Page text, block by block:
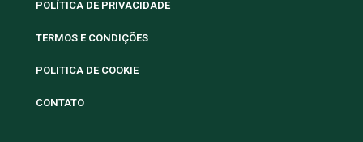
POLÍTICA DE PRIVACIDADE
TERMOS E CONDIÇÕES
POLITICA DE COOKIE
CONTATO